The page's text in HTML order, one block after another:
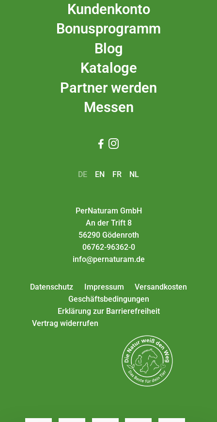
Kundenkonto
Bonusprogramm
Blog
Kataloge
Partner werden
Messen
 
DE EN FR NL
PerNaturam GmbH
An der Trift 8
56290 Gödenroth
06762-96362-0
info@pernaturam.de
Datenschutz Impressum
Versandkosten
Geschäftsbedingungen
Erklärung zur Barrierefreiheit
Vertrag widerrufen